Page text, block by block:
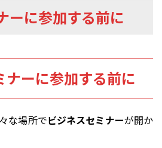
ーに参加する前に
ナーに参加する前に
な場所でビジネスセミナーが開か